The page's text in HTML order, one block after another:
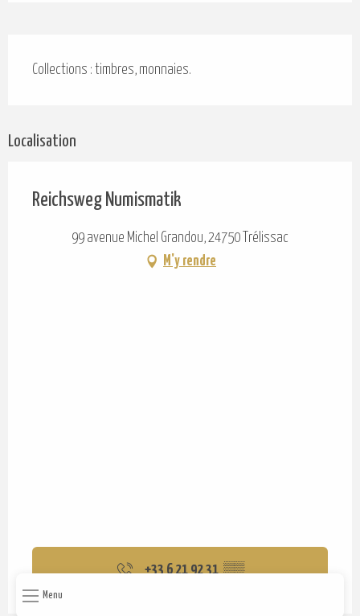
Menu
Collections : timbres, monnaies.
Localisation
Reichsweg Numismatik
99 avenue Michel Grandou, 24750 Trélissac
M'y rendre
+33 6 21 92 31▒▒